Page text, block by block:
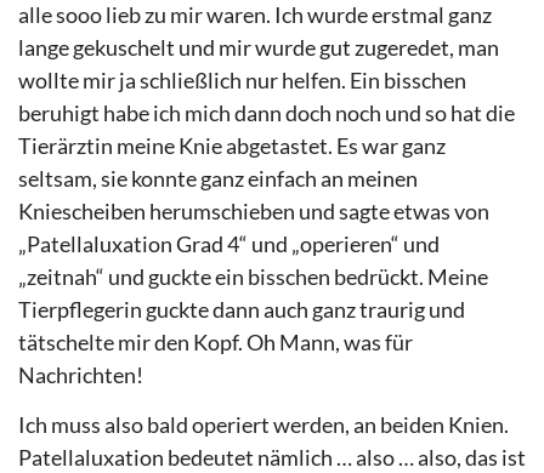
alle sooo lieb zu mir waren. Ich wurde erstmal ganz
lange gekuschelt und mir wurde gut zugeredet, man
wollte mir ja schließlich nur helfen. Ein bisschen
beruhigt habe ich mich dann doch noch und so hat die
Tierärztin meine Knie abgetastet. Es war ganz
seltsam, sie konnte ganz einfach an meinen
Kniescheiben herumschieben und sagte etwas von
„Patellaluxation Grad 4“ und „operieren“ und
„zeitnah“ und guckte ein bisschen bedrückt. Meine
Tierpflegerin guckte dann auch ganz traurig und
tätschelte mir den Kopf. Oh Mann, was für
Nachrichten!
Ich muss also bald operiert werden, an beiden Knien.
Patellaluxation bedeutet nämlich … also … also, das ist